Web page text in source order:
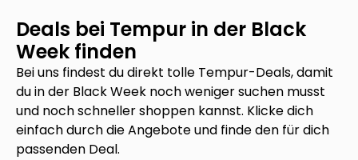
Deals bei Tempur in der Black
Week finden
Bei uns findest du direkt tolle Tempur-Deals, damit
du in der Black Week noch weniger suchen musst
und noch schneller shoppen kannst. Klicke dich
einfach durch die Angebote und finde den für dich
passenden Deal.